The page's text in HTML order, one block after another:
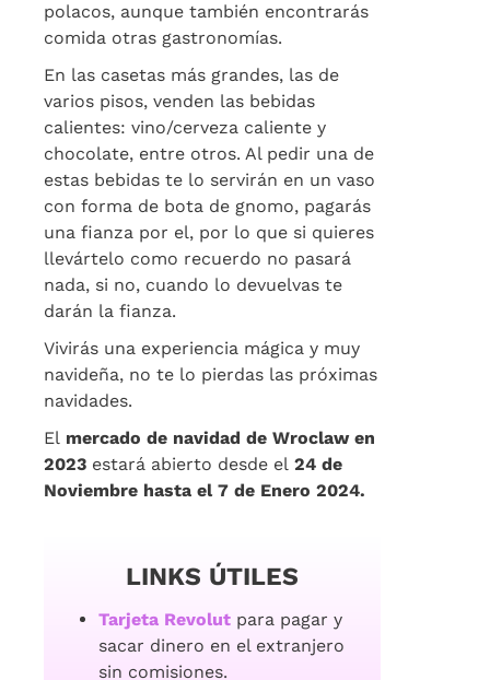
polacos, aunque también encontrarás
comida otras gastronomías.
En las casetas más grandes, las de
varios pisos, venden las bebidas
calientes: vino/cerveza caliente y
chocolate, entre otros. Al pedir una de
estas bebidas te lo servirán en un vaso
con forma de bota de gnomo, pagarás
una fianza por el, por lo que si quieres
llevártelo como recuerdo no pasará
nada, si no, cuando lo devuelvas te
darán la fianza.
Vivirás una experiencia mágica y muy
navideña, no te lo pierdas las próximas
navidades.
El mercado de navidad de Wroclaw en
2023 estará abierto desde el 24 de
Noviembre hasta el 7 de Enero 2024.
LINKS ÚTILES
Tarjeta Revolut para pagar y
sacar dinero en el extranjero
sin comisiones.